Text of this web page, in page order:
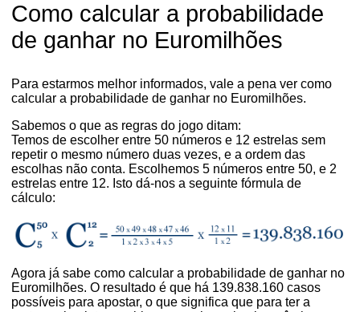
Como calcular a probabilidade
de ganhar no Euromilhões
Para estarmos melhor informados, vale a pena ver como
calcular a probabilidade de ganhar no Euromilhões.
Sabemos o que as regras do jogo ditam:
Temos de escolher entre 50 números e 12 estrelas sem
repetir o mesmo número duas vezes, e a ordem das
escolhas não conta. Escolhemos 5 números entre 50, e 2
estrelas entre 12. Isto dá-nos a seguinte fórmula de
cálculo:
Agora já sabe como calcular a probabilidade de ganhar no
Euromilhões. O resultado é que há 139.838.160 casos
possíveis para apostar, o que significa que para ter a